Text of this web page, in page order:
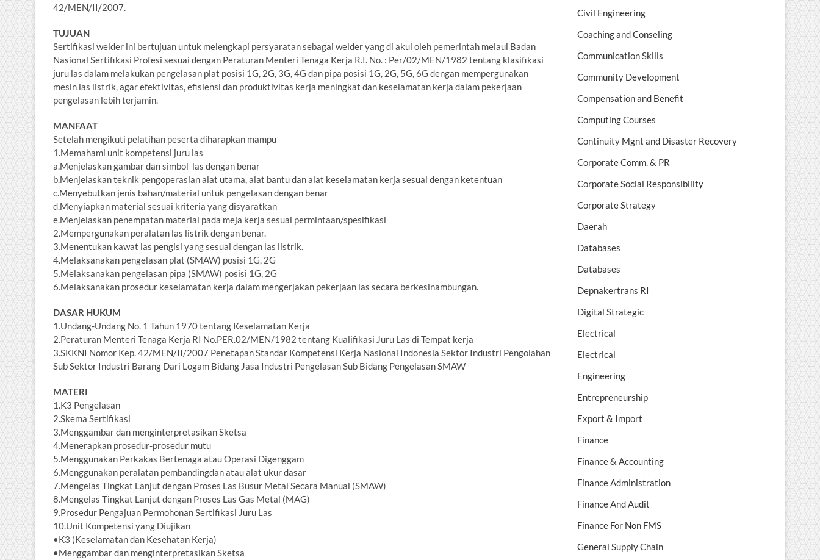
42/MEN/II/2007.
TUJUAN
Sertifikasi welder ini bertujuan untuk melengkapi persyaratan sebagai welder yang di akui oleh pemerintah melaui Badan
Nasional Sertifikasi Profesi sesuai dengan Peraturan Menteri Tenaga Kerja R.I. No. : Per/02/MEN/1982 tentang klasifikasi
juru las dalam melakukan pengelasan plat posisi 1G, 2G, 3G, 4G dan pipa posisi 1G, 2G, 5G, 6G dengan mempergunakan
mesin las listrik, agar efektivitas, efisiensi dan produktivitas kerja meningkat dan keselamatan kerja dalam pekerjaan
pengelasan lebih terjamin.
MANFAAT
Setelah mengikuti pelatihan peserta diharapkan mampu
1.Memahami unit kompetensi juru las
a.Menjelaskan gambar dan simbol las dengan benar
b.Menjelaskan teknik pengoperasian alat utama, alat bantu dan alat keselamatan kerja sesuai dengan ketentuan
c.Menyebutkan jenis bahan/material untuk pengelasan dengan benar
d.Menyiapkan material sesuai kriteria yang disyaratkan
e.Menjelaskan penempatan material pada meja kerja sesuai permintaan/spesifikasi
2.Mempergunakan peralatan las listrik dengan benar.
3.Menentukan kawat las pengisi yang sesuai dengan las listrik.
4.Melaksanakan pengelasan plat (SMAW) posisi 1G, 2G
5.Melaksanakan pengelasan pipa (SMAW) posisi 1G, 2G
6.Melaksanakan prosedur keselamatan kerja dalam mengerjakan pekerjaan las secara berkesinambungan.
DASAR HUKUM
1.Undang-Undang No. 1 Tahun 1970 tentang Keselamatan Kerja
2.Peraturan Menteri Tenaga Kerja RI No.PER.02/MEN/1982 tentang Kualifikasi Juru Las di Tempat kerja
3.SKKNI Nomor Kep. 42/MEN/II/2007 Penetapan Standar Kompetensi Kerja Nasional Indonesia Sektor Industri Pengolahan
Sub Sektor Industri Barang Dari Logam Bidang Jasa Industri Pengelasan Sub Bidang Pengelasan SMAW
MATERI
1.K3 Pengelasan
2.Skema Sertifikasi
3.Menggambar dan menginterpretasikan Sketsa
4.Menerapkan prosedur-prosedur mutu
5.Menggunakan Perkakas Bertenaga atau Operasi Digenggam
6.Menggunakan peralatan pembandingdan atau alat ukur dasar
7.Mengelas Tingkat Lanjut dengan Proses Las Busur Metal Secara Manual (SMAW)
8.Mengelas Tingkat Lanjut dengan Proses Las Gas Metal (MAG)
9.Prosedur Pengajuan Permohonan Sertifikasi Juru Las
10.Unit Kompetensi yang Diujikan
•K3 (Keselamatan dan Kesehatan Kerja)
•Menggambar dan menginterpretasikan Sketsa
Civil Engineering
Coaching and Conseling
Communication Skills
Community Development
Compensation and Benefit
Computing Courses
Continuity Mgnt and Disaster Recovery
Corporate Comm. & PR
Corporate Social Responsibility
Corporate Strategy
Daerah
Databases
Databases
Depnakertrans RI
Digital Strategic
Electrical
Electrical
Engineering
Entrepreneurship
Export & Import
Finance
Finance & Accounting
Finance Administration
Finance And Audit
Finance For Non FMS
General Supply Chain